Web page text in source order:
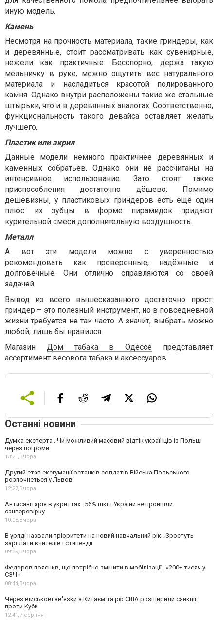
иную модель.
Камень
Несмотря на прочность материала, такие гриндеры, как
и деревянные, стоит рассматривать как сувенирные,
нежели как практичные. Бесспорно, держа такую
мельничку в руке, можно ощутить вес натурального
материала и насладиться красотой полированного
камня. Однако внутри расположены такие же стальные
штырьки, что и в деревянных аналогах. Соответственно,
функциональность такого девайса оставляет желать
лучшего.
Пластик или акрил
Данные модели немного практичнее деревянных и
каменных собратьев. Однако они не рассчитаны на
интенсивное использование. Зато стоят такие
приспособления достаточно дёшево. Помимо
дешевизны, у пластиковых гриндеров есть ещё один
плюс: их зубцы в форме пирамидок придают
курительной смеси дополнительную воздушность.
Металл
А вот эти модели можно с уверенностью
рекомендовать как проверенные, надёжные и
долговечные. Они отлично справляются со своей
задачей.
Вывод из всего вышесказанного достаточно прост:
гриндер – это полезный инструмент, но в повседневной
жизни требуется не так часто. А значит, выбрать можно
любой, лишь бы нравился.
Магазин Дом табака в Одессе представляет
ассортимент весовога табака и аксессуаров.
Останні новини
Думка експерта . Чи можливий масовий відтік українців із Польщі
через погроми
13:21,Вчора
Другий етап ексгумації останків солдатів Війська Польського
розпочнеться у Львові
12:27,Вчора
Антисанітарія в укриттях . 56% шкіл України не пройшли
санперевірку
10:08,Вчора
В уряді назвали пріоритети на новий навчальний рік . Зростуть
зарплати вчителів і стипендії
09:59,Вчора
Федоров пояснив, що потрібно змінити в мобілізації . «200+ тисяч у
СЗЧ»
08:44,Вчора
Через військові зв'язки з Китаєм та рф США розширили санкції
проти Куби
12:41,7 серпня